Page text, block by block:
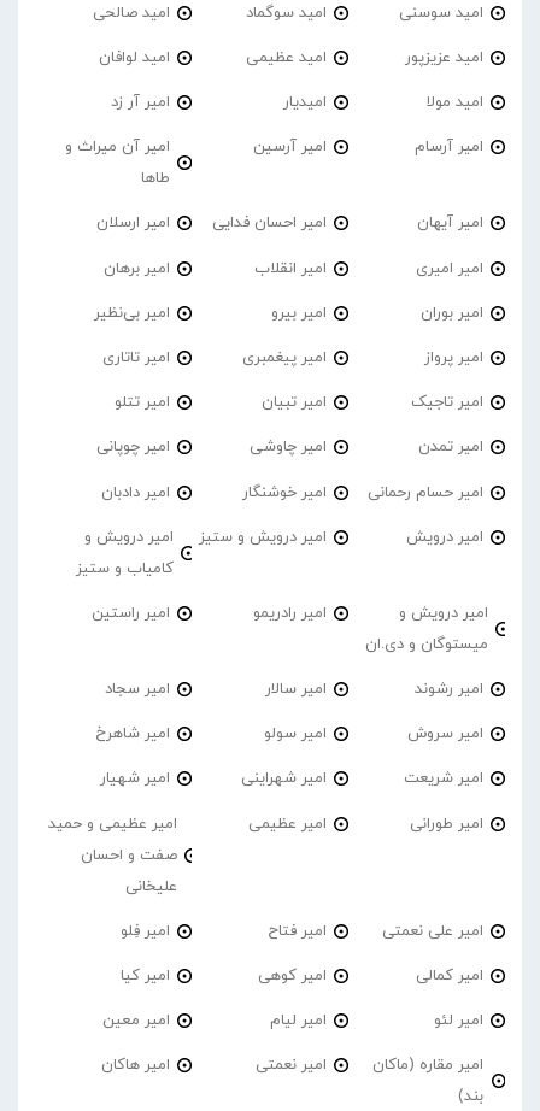
امید سوسنی امید سوگماد امید صالحی
امید عزیزپور امید عظیمی امید لوافان
امید مولا امیدیار امیر آر زد
امیر آرسام امیر آرسین
امیر آن میراث و
طاها
امیر آیهان امیر احسان فدایی امیر ارسلان
امیر امیری امیر انقلاب امیر برهان
امیر‌ بوران امیر بیرو امیر بی‌نظیر
امیر پرواز امیر پیغمبری امیر تاتاری
امیر تاجیک امیر تبیان امیر تتلو
امیر تمدن امیر چاوشی امیر چوپانی
امیر حسام رحمانی امیر خوشنگار امیر دادبان
امیر درویش امیر درویش و ستیز
امیر درویش و
کامیاب و ستیز
امیر درویش و
میستوگان و دی.ان
امیر رادریمو امیر راستین
امیر رشوند امیر سالار امیر سجاد
امیر سروش امیر سولو امیر شاهرخ
امیر شریعت امیر شهراینی امیر شهیار
امیر طورانی امیر عظیمی
امیر عظیمی و حمید
صفت و احسان
علیخانی
امیر علی نعمتی امیر فتاح امیر فِلو
امیر کمالی امیر کوهی امیر کیا
امیر لئو امیر لیام امیر معین
امیر مقاره (ماکان
بند)
امیر نعمتی امیر هاکان